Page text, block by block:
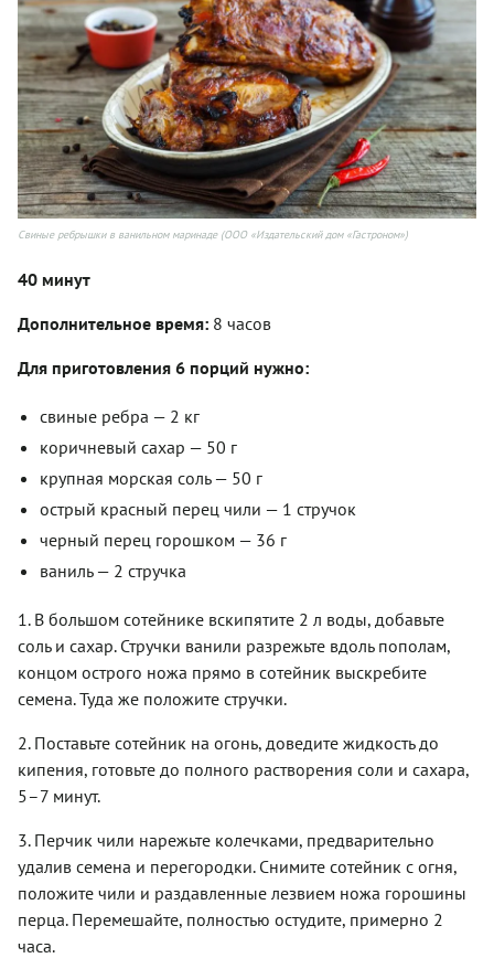
Свиные ребрышки в ванильном маринаде (ООО «Издательский дом «Гастроном»)
40 минут
Дополнительное время: 8 часов
Для приготовления 6 порций нужно:
свиные ребра — 2 кг
коричневый сахар — 50 г
крупная морская соль — 50 г
острый красный перец чили — 1 стручок
черный перец горошком — 36 г
ваниль — 2 стручка
1. В большом сотейнике вскипятите 2 л воды, добавьте
соль и сахар. Стручки ванили разрежьте вдоль пополам,
концом острого ножа прямо в сотейник выскребите
семена. Туда же положите стручки.
2. Поставьте сотейник на огонь, доведите жидкость до
кипения, готовьте до полного растворения соли и сахара,
5–7 минут.
3. Перчик чили нарежьте колечками, предварительно
удалив семена и перегородки. Снимите сотейник с огня,
положите чили и раздавленные лезвием ножа горошины
перца. Перемешайте, полностью остудите, примерно 2
часа.